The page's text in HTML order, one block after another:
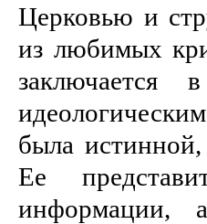
Церковью и
из любимых
заключается
была
Ее
информации,